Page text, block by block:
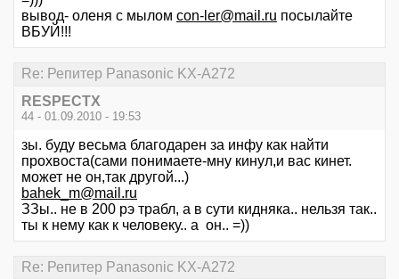
вывод- оленя с мылом con-ler@mail.ru посылайте
ВБУЙ!!!
Re: Репитер Panasonic KX-A272
RESPECTX
44 - 01.09.2010 - 19:53
зы. буду весьма благодарен за инфу как найти
прохвоста(сами понимаете-мну кинул,и вас кинет.
может не он,так другой...)
bahek_m@mail.ru
ЗЗы.. не в 200 рэ трабл, а в сути кидняка.. нельзя так..
ты к нему как к человеку.. а он.. =))
Re: Репитер Panasonic KX-A272